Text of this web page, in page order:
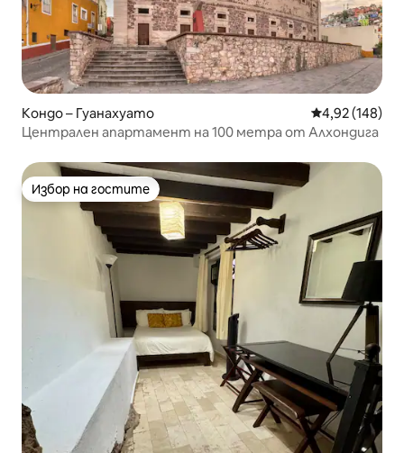
Кондо – Гуанахуато Средна
4,92 (148)
Централен апартамент на 100 метра от Алхондига
Избор на гостите
Избор на гостите